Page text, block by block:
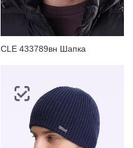
CLE 433789вн Шапка